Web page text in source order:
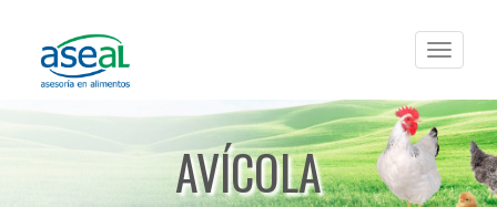
Toggle
AVÍCOLA